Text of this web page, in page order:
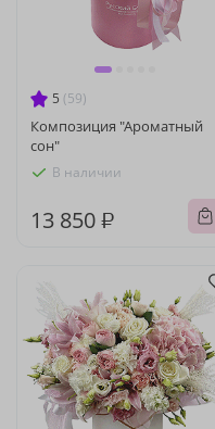
5 (59)
Композиция "Ароматный
сон"
В наличии
13 850 ₽